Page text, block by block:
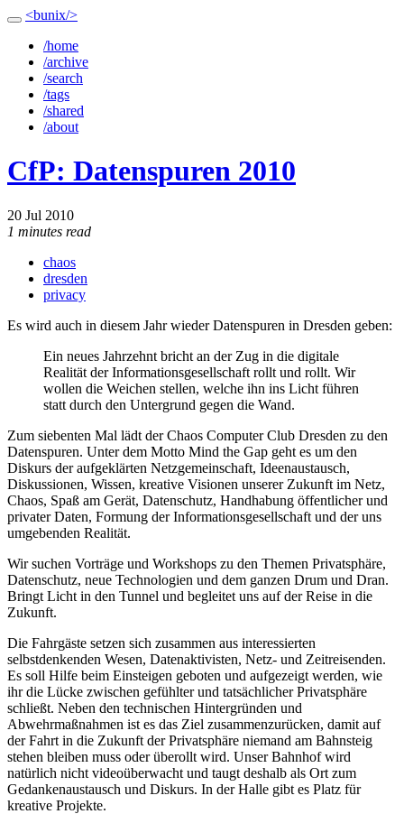
<bunix/>
/home
/archive
/search
/tags
/shared
/about
CfP: Datenspuren 2010
20 Jul 2010
1 minutes read
chaos
dresden
privacy
Es wird auch in diesem Jahr wieder Datenspuren in Dresden geben:
Ein neues Jahrzehnt bricht an der Zug in die digitale
Realität der Informationsgesellschaft rollt und rollt. Wir
wollen die Weichen stellen, welche ihn ins Licht führen
statt durch den Untergrund gegen die Wand.
Zum siebenten Mal lädt der Chaos Computer Club Dresden zu den
Datenspuren. Unter dem Motto Mind the Gap geht es um den
Diskurs der aufgeklärten Netzgemeinschaft, Ideenaustausch,
Diskussionen, Wissen, kreative Visionen unserer Zukunft im Netz,
Chaos, Spaß am Gerät, Datenschutz, Handhabung öffentlicher und
privater Daten, Formung der Informationsgesellschaft und der uns
umgebenden Realität.
Wir suchen Vorträge und Workshops zu den Themen Privatsphäre,
Datenschutz, neue Technologien und dem ganzen Drum und Dran.
Bringt Licht in den Tunnel und begleitet uns auf der Reise in die
Zukunft.
Die Fahrgäste setzen sich zusammen aus interessierten
selbstdenkenden Wesen, Datenaktivisten, Netz- und Zeitreisenden.
Es soll Hilfe beim Einsteigen geboten und aufgezeigt werden, wie
ihr die Lücke zwischen gefühlter und tatsächlicher Privatsphäre
schließt. Neben den technischen Hintergründen und
Abwehrmaßnahmen ist es das Ziel zusammenzurücken, damit auf
der Fahrt in die Zukunft der Privatsphäre niemand am Bahnsteig
stehen bleiben muss oder überollt wird. Unser Bahnhof wird
natürlich nicht videoüberwacht und taugt deshalb als Ort zum
Gedankenaustausch und Diskurs. In der Halle gibt es Platz für
kreative Projekte.